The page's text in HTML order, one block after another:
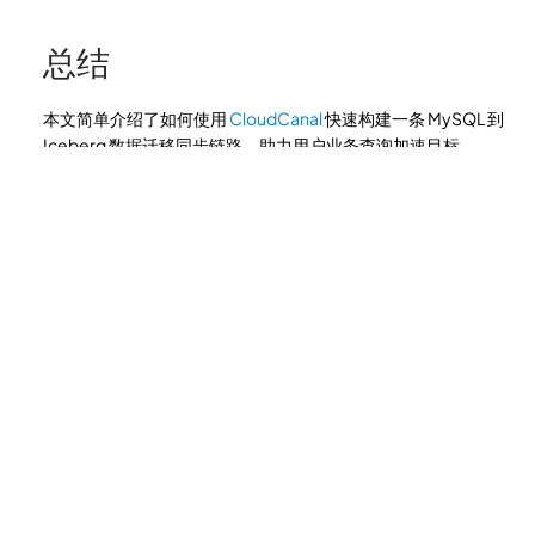
总结
本文简单介绍了如何使用 CloudCanal快速构建一条 MySQL 到
Iceberg 数据迁移同步链路，助力用户业务查询加速目标。